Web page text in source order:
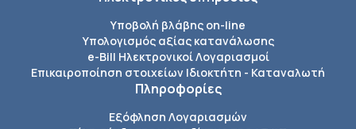
Υποβολή βλάβης on-line
Υπολογισμός αξίας κατανάλωσης
e-Bill Ηλεκτρονικοί Λογαριασμοί
Επικαιροποίηση στοιχείων Ιδιοκτήτη - Καταναλωτή
Πληροφορίες
Εξόφληση Λογαριασμών